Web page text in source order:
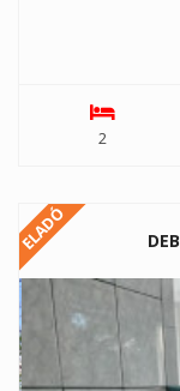
2
ELADÓ